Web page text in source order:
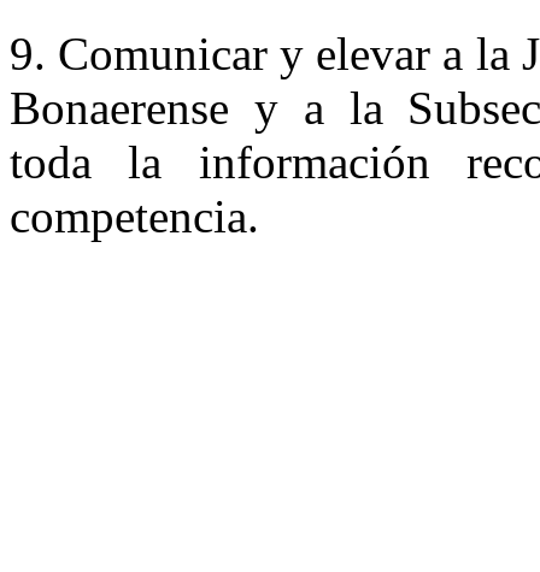
9. Comunicar y elevar a la
Bonaerense y a la
toda la información
competencia.